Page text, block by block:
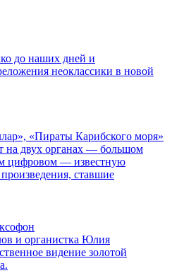
до наших дней и
неоклассики в новой
«Пираты Карибского моря»
на двух органах — большом
цифровом — известную
ставшие
и органистка Юлия
видение золотой